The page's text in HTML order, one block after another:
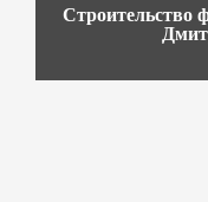
Строительство